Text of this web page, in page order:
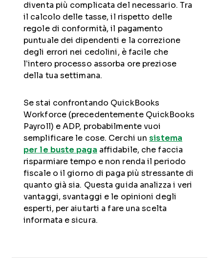
diventa più complicata del necessario. Tra
il calcolo delle tasse, il rispetto delle
regole di conformità, il pagamento
puntuale dei dipendenti e la correzione
degli errori nei cedolini, è facile che
l’intero processo assorba ore preziose
della tua settimana.
Se stai confrontando QuickBooks
Workforce (precedentemente QuickBooks
Payroll) e ADP, probabilmente vuoi
semplificare le cose. Cerchi un sistema
per le buste paga affidabile, che faccia
risparmiare tempo e non renda il periodo
fiscale o il giorno di paga più stressante di
quanto già sia. Questa guida analizza i veri
vantaggi, svantaggi e le opinioni degli
esperti, per aiutarti a fare una scelta
informata e sicura.